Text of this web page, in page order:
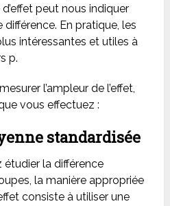
peut nous indiquer
En pratique, les
intéressantes et utiles à
p.
l’ampleur de l’effet,
vous effectuez :
standardisée
la différence
la manière appropriée
consiste à utiliser une